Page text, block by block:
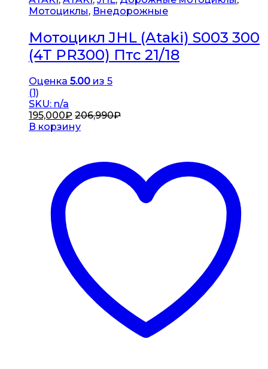
Мотоциклы, Внедорожные
Мотоцикл JHL (Ataki) S003 300
(4T PR300) Птс 21/18
Оценка 5.00 из 5
(1)
SKU: n/a
195,000₽ 206,990₽
В корзину